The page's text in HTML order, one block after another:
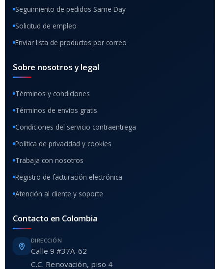
Seguimiento de pedidos Same Day
Solicitud de empleo
Enviar lista de productos por correo
Sobre nosotros y legal
Términos y condiciones
Términos de envíos gratis
Condiciones del servicio contraentrega
Política de privacidad y cookies
Trabaja con nosotros
Registro de facturación electrónica
Atención al cliente y soporte
Contacto en Colombia
DIRECCIÓN
Calle 9 #37A-62
C.C. Renovación, piso 4